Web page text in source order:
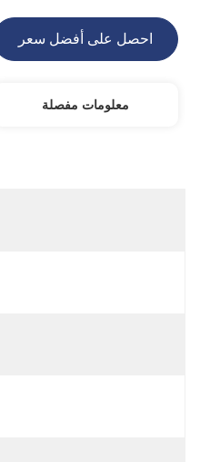
احصل على أفضل سعر
معلومات مفصلة